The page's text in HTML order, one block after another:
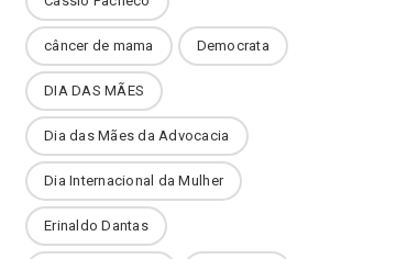
câncer de mama Democrata
DIA DAS MÃES
Dia das Mães da Advocacia
Dia Internacional da Mulher
Erinaldo Dantas